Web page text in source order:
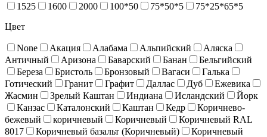
1525
1600 2000 100*50 75*50*5
75*25*65*5
Цвет
None Акация Алабама Альпийский
Аляска
Античный
Аризона Баварский Банан
Бельгийский
Береза
Бристоль Бронзовый Вагаси
Галька
Готический
Гранит Графит Даллас Дуб
Ежевика
Жасмин
Зрелый Каштан Индиана Исландский
Йорк
Канзас
Каталонский Каштан Кедр
Коричнево-
бежевый
коричневый Коричневый
Коричневый RAL
8017
Коричневый базальт (Коричневый)
Коричневый